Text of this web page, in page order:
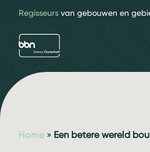
Regisseurs van gebouwen en
bbn adviseurs
Home » Een betere wereld